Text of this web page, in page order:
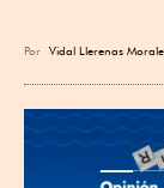
Por Vidal Llerenas